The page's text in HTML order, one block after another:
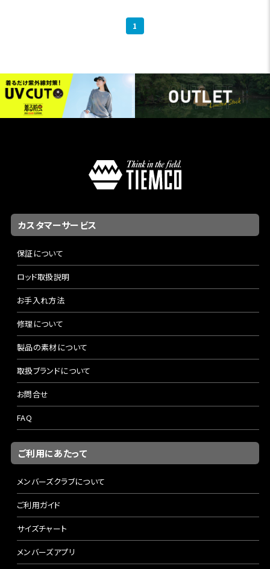
1
カスタマーサービス
保証について
ロッド取扱説明
お手入れ方法
修理について
製品の素材について
取扱ブランドについて
お問合せ
FAQ
ご利用にあたって
メンバーズクラブについて
ご利用ガイド
サイズチャート
メンバーズアプリ